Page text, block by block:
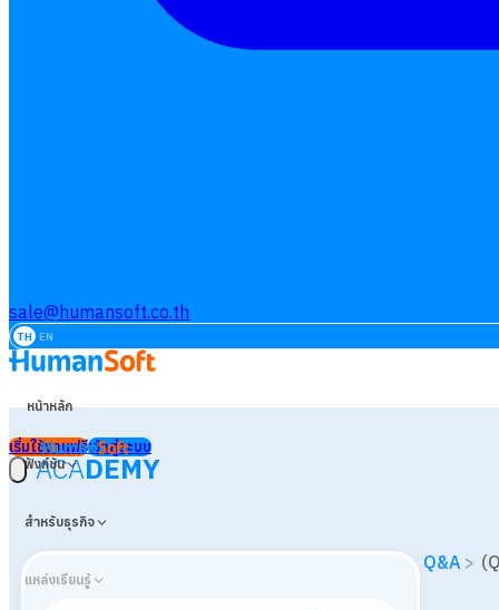
sale@humansoft.co.th
TH EN
หน้าหลัก
ฟังก์ชัน
สำหรับธุรกิจ
แหล่งเรียนรู้
เริ่มใช้งานฟรีเข้าสู่ระบบ
ACADEMY
Q&A >